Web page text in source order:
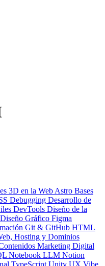
3D en la Web Astro Bases
Debugging Desarrollo de
DevTools Diseño de la
Diseño Gráfico Figma
Git & GitHub HTML
Hosting y Dominios
Marketing Digital
Notebook LLM Notion
TypeScript Unity UX Vibe